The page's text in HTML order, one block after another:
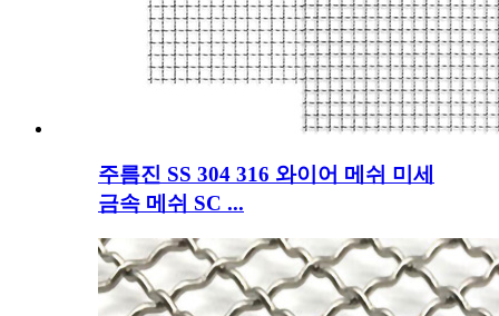
주름진 SS 304 316 와이어 메쉬 미세
금속 메쉬 SC ...